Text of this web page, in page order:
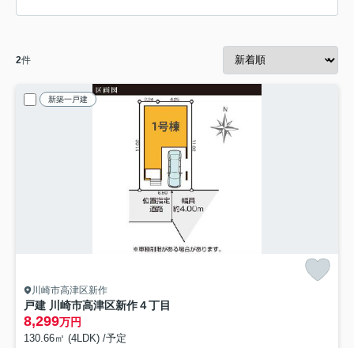
2件
新築一戸建
川崎市高津区新作
戸建 川崎市高津区新作４丁目
8,299万円
130.66㎡ (4LDK) /予定